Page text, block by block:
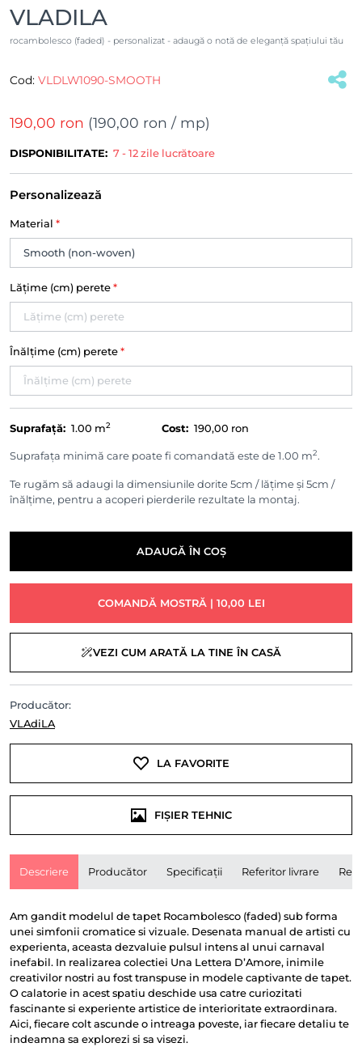
VLADILA
rocambolesco (faded) - personalizat - adaugă o notă de eleganță spațiului tău
Cod: VLDLW1090-SMOOTH
190,00 ron (190,00 ron / mp)
DISPONIBILITATE: 7 - 12 zile lucrătoare
Personalizează
Material *
Lățime (cm) perete *
Înălțime (cm) perete *
Suprafață: 1.00 m2 Cost: 190,00 ron
Suprafața minimă care poate fi comandată este de 1.00 m2.
Te rugăm să adaugi la dimensiunile dorite 5cm / lățime și 5cm /
înălțime, pentru a acoperi pierderile rezultate la montaj.
ADAUGĂ ÎN COȘ
COMANDĂ MOSTRĂ | 10,00 LEI
VEZI CUM ARATĂ LA TINE ÎN CASĂ
Producător:
VLAdiLA
LA FAVORITE
FIȘIER TEHNIC
Descriere Producător Specificații Referitor livrare
Am gandit modelul de tapet Rocambolesco (faded) sub forma
unei simfonii cromatice si vizuale. Desenata manual de artisti cu
experienta, aceasta dezvaluie pulsul intens al unui carnaval
inefabil. In realizarea colectiei Una Lettera D’Amore, inimile
creativilor nostri au fost transpuse in modele captivante de tapet.
O calatorie in acest spatiu deschide usa catre curiozitati
fascinante si experiente artistice de interioritate extraordinara.
Aici, fiecare colt ascunde o intreaga poveste, iar fiecare detaliu te
indeamna sa explorezi si sa visezi.